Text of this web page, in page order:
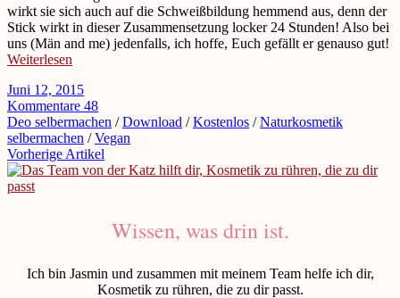
wirkt sie sich auch auf die Schweißbildung hemmend aus, denn der
Stick wirkt in dieser Zusammensetzung locker 24 Stunden! Also bei
uns (Män and me) jedenfalls, ich hoffe, Euch gefällt er genauso gut!
Weiterlesen
Juni 12, 2015
Kommentare 48
Deo selbermachen /Download /Kostenlos /Naturkosmetik
selbermachen /Vegan
Vorherige Artikel
Wissen, was drin ist.
Ich bin Jasmin und zusammen mit meinem Team helfe ich dir,
Kosmetik zu rühren, die zu dir passt.